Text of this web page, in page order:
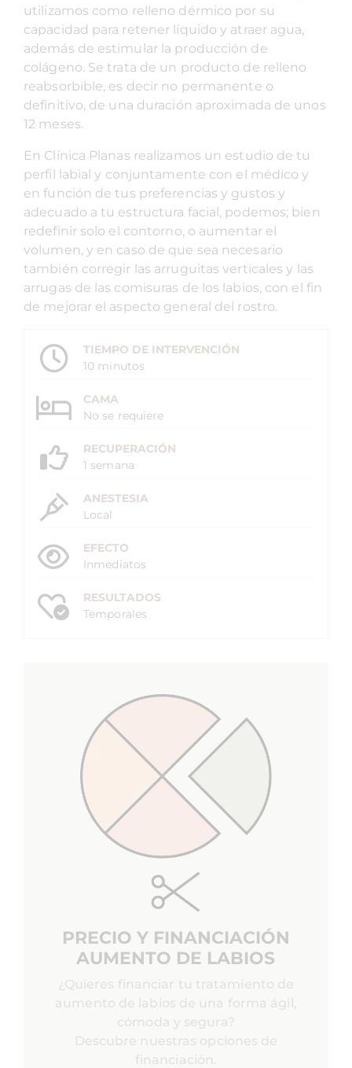
utilizamos como relleno dérmico por su
capacidad para retener líquido y atraer agua,
además de estimular la producción de
colágeno. Se trata de un producto de relleno
reabsorbible, es decir no permanente o
definitivo, de una duración aproximada de unos
12 meses.
En Clínica Planas realizamos un estudio de tu
perfil labial y conjuntamente con el médico y
en función de tus preferencias y gustos y
adecuado a tu estructura facial, podemos; bien
redefinir solo el contorno, o aumentar el
volumen, y en caso de que sea necesario
también corregir las arruguitas verticales y las
arrugas de las comisuras de los labios, con el fin
de mejorar el aspecto general del rostro.
TIEMPO DE INTERVENCIÓN
10 minutos
CAMA
No se requiere
RECUPERACIÓN
1 semana
ANESTESIA
Local
EFECTO
Inmediatos
RESULTADOS
Temporales
PRECIO Y FINANCIACIÓN
AUMENTO DE LABIOS
¿Quieres financiar tu tratamiento de
aumento de labios de una forma ágil,
cómoda y segura?
Descubre nuestras opciones de
financiación.